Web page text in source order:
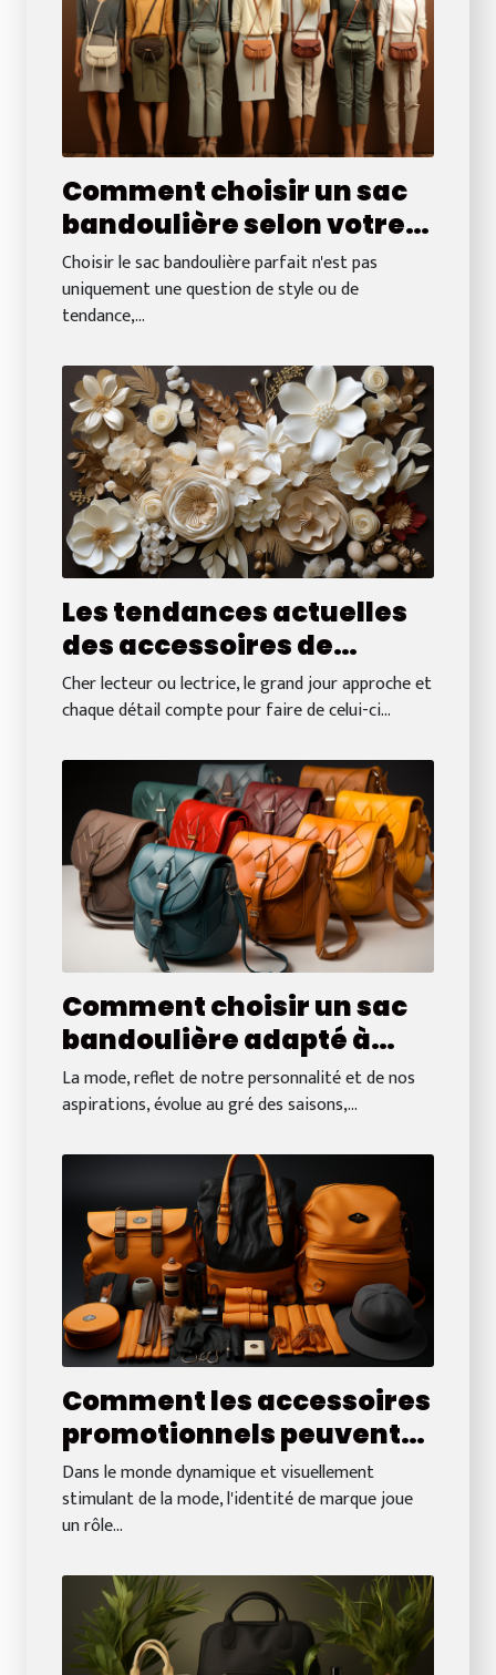
Comment choisir un sac
bandoulière selon votre
morphologie : conseils
pratiques et astuces
Choisir le sac bandoulière parfait n'est pas
uniquement une question de style ou de
tendance,...
Les tendances actuelles
des accessoires de
mariée à Bordeaux : Quoi
choisir pour compléter
Cher lecteur ou lectrice, le grand jour approche et
chaque détail compte pour faire de celui-ci...
Comment choisir un sac
bandoulière adapté à
chaque saison :
matériaux et couleurs
La mode, reflet de notre personnalité et de nos
aspirations, évolue au gré des saisons,...
Comment les accessoires
promotionnels peuvent
renforcer l'identité de
marque dans le secteur
de la mode
Dans le monde dynamique et visuellement
stimulant de la mode, l'identité de marque joue
un rôle...